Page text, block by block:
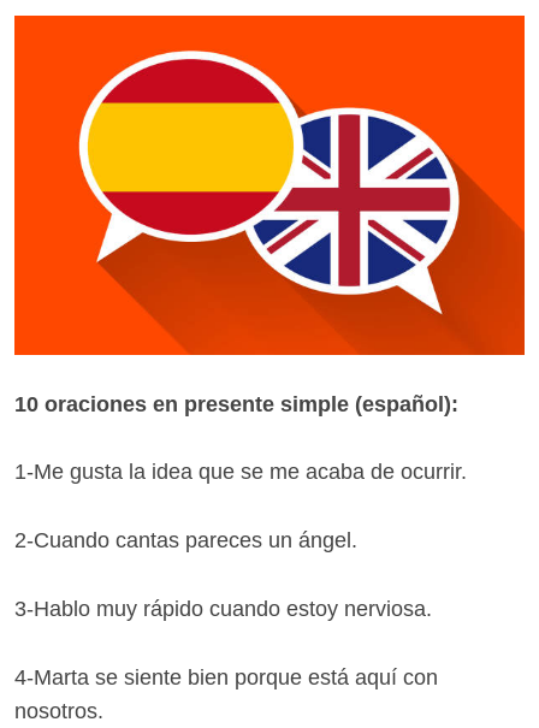
10 oraciones en presente simple (español):
1-Me gusta la idea que se me acaba de ocurrir.
2-Cuando cantas pareces un ángel.
3-Hablo muy rápido cuando estoy nerviosa.
4-Marta se siente bien porque está aquí con
nosotros.